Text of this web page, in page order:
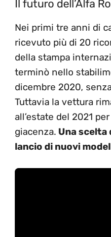
Il futuro dell’Alfa
Nei primi tre anni di
ricevuto più di 20
della stampa
terminò nello
dicembre 2020,
Tuttavia la vettura
all’estate del 2021
giacenza. Una scelta
lancio di nuovi